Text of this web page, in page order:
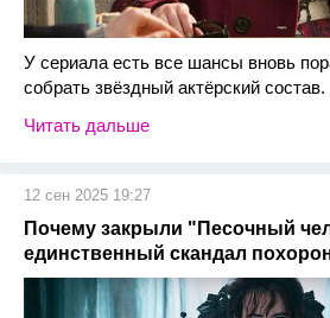
У сериала есть все шансы вновь
собрать звёздный актёрский состав.
Читать дальше
12 сен 2025 19:27
Почему закрыли "Песочный
единственный скандал